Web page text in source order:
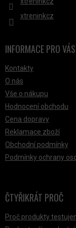
xtreninkcz
INFORMACE PRO VÁS
Kontakty
O nás
Vše o nákupu
Hodnocení obchodu
Cena dopravy
Reklamace zboží
Obchodní podmínky
Podmínky ochrany
ČTYŘIKRÁT PROČ
Proč produkty